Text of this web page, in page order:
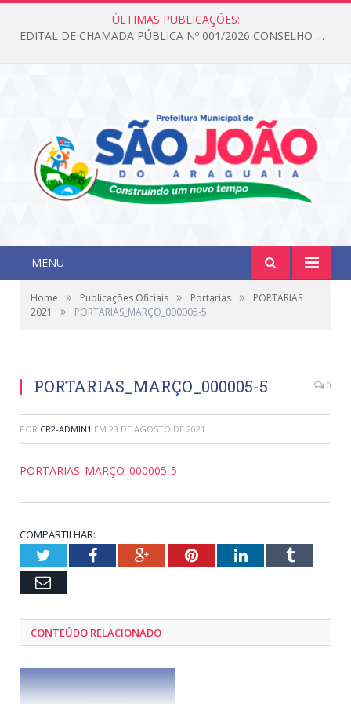
ÚLTIMAS PUBLICAÇÕES:
EDITAL DE CHAMADA PÚBLICA Nº 001/2026 CONSELHO DOS DIREITOS DA CRIANÇA E DO ADOLESCENTE
MENU
Home » Publicações Oficiais » Portarias »
PORTARIAS
2021
» PORTARIAS_MARÇO_000005-5
PORTARIAS_MARÇO_000005-5 0
POR CR2-ADMIN1 EM 23 DE AGOSTO DE 2021
PORTARIAS_MARÇO_000005-5
COMPARTILHAR:
TwitterFacebookGoogle+PinterestLinkedInTumblr
Email
CONTEÚDO RELACIONADO